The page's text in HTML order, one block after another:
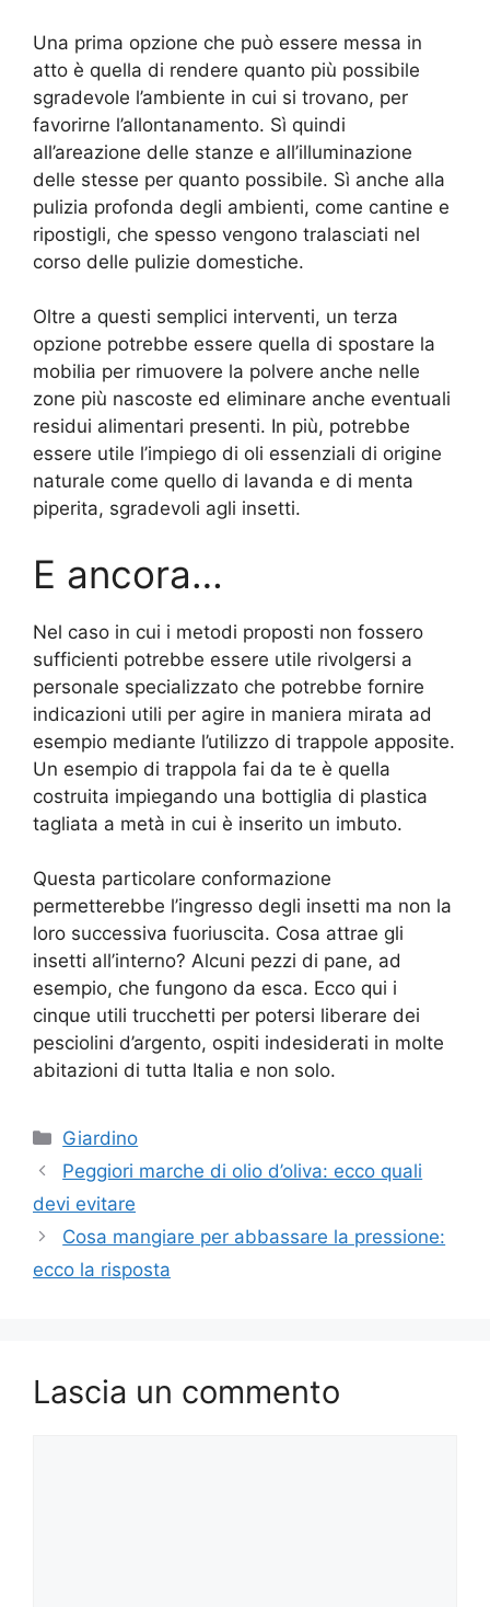
Una prima opzione che può essere messa in
atto è quella di rendere quanto più possibile
sgradevole l’ambiente in cui si trovano, per
favorirne l’allontanamento. Sì quindi
all’areazione delle stanze e all’illuminazione
delle stesse per quanto possibile. Sì anche alla
pulizia profonda degli ambienti, come cantine e
ripostigli, che spesso vengono tralasciati nel
corso delle pulizie domestiche.
Oltre a questi semplici interventi, un terza
opzione potrebbe essere quella di spostare la
mobilia per rimuovere la polvere anche nelle
zone più nascoste ed eliminare anche eventuali
residui alimentari presenti. In più, potrebbe
essere utile l’impiego di oli essenziali di origine
naturale come quello di lavanda e di menta
piperita, sgradevoli agli insetti.
E ancora…
Nel caso in cui i metodi proposti non fossero
sufficienti potrebbe essere utile rivolgersi a
personale specializzato che potrebbe fornire
indicazioni utili per agire in maniera mirata ad
esempio mediante l’utilizzo di trappole apposite.
Un esempio di trappola fai da te è quella
costruita impiegando una bottiglia di plastica
tagliata a metà in cui è inserito un imbuto.
Questa particolare conformazione
permetterebbe l’ingresso degli insetti ma non la
loro successiva fuoriuscita. Cosa attrae gli
insetti all’interno? Alcuni pezzi di pane, ad
esempio, che fungono da esca. Ecco qui i
cinque utili trucchetti per potersi liberare dei
pesciolini d’argento, ospiti indesiderati in molte
abitazioni di tutta Italia e non solo.
Categorie
Giardino
Peggiori marche di olio d’oliva: ecco quali
devi evitare
Cosa mangiare per abbassare la pressione:
ecco la risposta
Lascia un commento